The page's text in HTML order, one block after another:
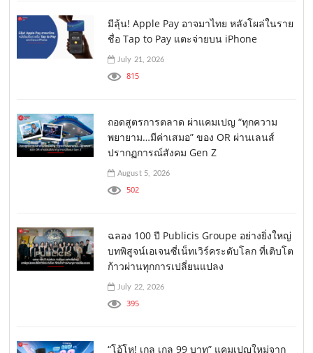
มีลุ้น! Apple Pay อาจมาไทย หลังโผล่ในราย
ชื่อ Tap to Pay แตะจ่ายบน iPhone
July 21, 2026
815
ถอดสูตรการตลาด ผ่าแคมเปญ “ทุกความ
พยายาม…มีค่าเสมอ” ของ OR ผ่านเลนส์
ปรากฏการณ์สังคม Gen Z
August 5, 2026
502
ฉลอง 100 ปี Publicis Groupe อย่างยิ่งใหญ่
บทพิสูจน์เอเจนซี่เน็ทเวิร์คระดับโลก ที่เติบโต
ก้าวผ่านทุกการเปลี่ยนแปลง
July 22, 2026
395
“โอ้โห! เกล เกล 99 บาท” แคมเปญใหม่จาก